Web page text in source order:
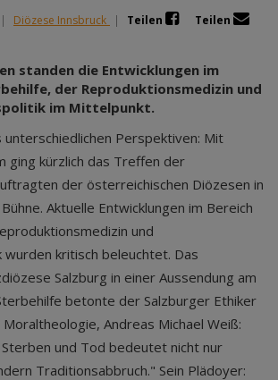
| Diözese Innsbruck | Teilen
Teilen
standen die Entwicklungen im
der Reproduktionsmedizin und
im Mittelpunkt.
unterschiedlichen Perspektiven: Mit
ging kürzlich das Treffen der
der österreichischen Diözesen in
Aktuelle Entwicklungen im Bereich
und
kritisch beleuchtet. Das
Salzburg in einer Aussendung am
betonte der Salzburger Ethiker
Andreas Michael Weiß:
und Tod bedeutet nicht nur
Traditionsabbruch." Sein Plädoyer: